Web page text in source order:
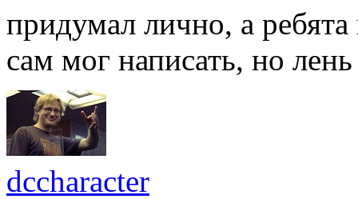
придумал лично, а
сам мог написать, но
dccharacter